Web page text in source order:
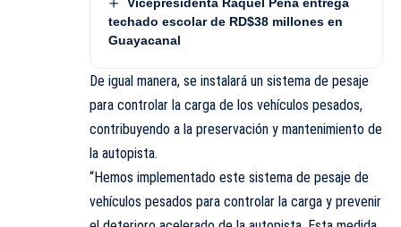
techado escolar de RD$38 millones en
Guayacanal
De igual manera, se instalará un sistema de pesaje
para controlar la carga de los vehículos pesados,
contribuyendo a la preservación y mantenimiento de
la autopista.
“Hemos implementado este sistema de pesaje de
vehículos pesados para controlar la carga y prevenir